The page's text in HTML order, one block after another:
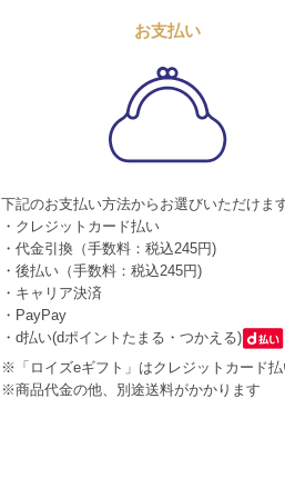
お支払い
下記のお支払い方法からお選びいただけます
・クレジットカード払い
・代金引換（手数料：税込245円)
・後払い（手数料：税込245円)
・キャリア決済
・PayPay
・d払い(dポイントたまる・つかえる)
※「ロイズeギフト」はクレジットカード
※商品代金の他、別途送料がかかります